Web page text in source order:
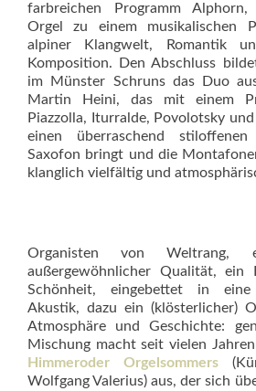
farbreichen Programm
Orgel zu einem musikalischen
alpiner Klangwelt, Romantik
Komposition. Den Abschluss
im Münster Schruns das Duo
Martin Heini, das mit einem
Piazzolla, Iturralde, Povolotsky
einen überraschend
Saxofon bringt und die
klanglich vielfältig und
Organisten von Weltrang,
außergewöhnlicher Qualität, ein
Schönheit, eingebettet in eine
Akustik, dazu ein (klösterlicher)
Atmosphäre und Geschichte:
Mischung macht seit vielen
Himmeroder Orgelsommers
Wolfgang Valerius) aus, der sich